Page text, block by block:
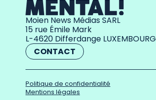
Moien News Médias SARL
15 rue Émile Mark
L-4620 Differdange LUXEMBOURG
CONTACT
Politique de confidentialité
Mentions légales